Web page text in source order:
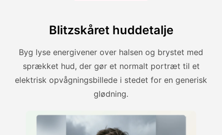
Blitzskåret huddetalje
Byg lyse energivener over halsen og brystet med
sprækket hud, der gør et normalt portræt til et
elektrisk opvågningsbillede i stedet for en generisk
glødning.